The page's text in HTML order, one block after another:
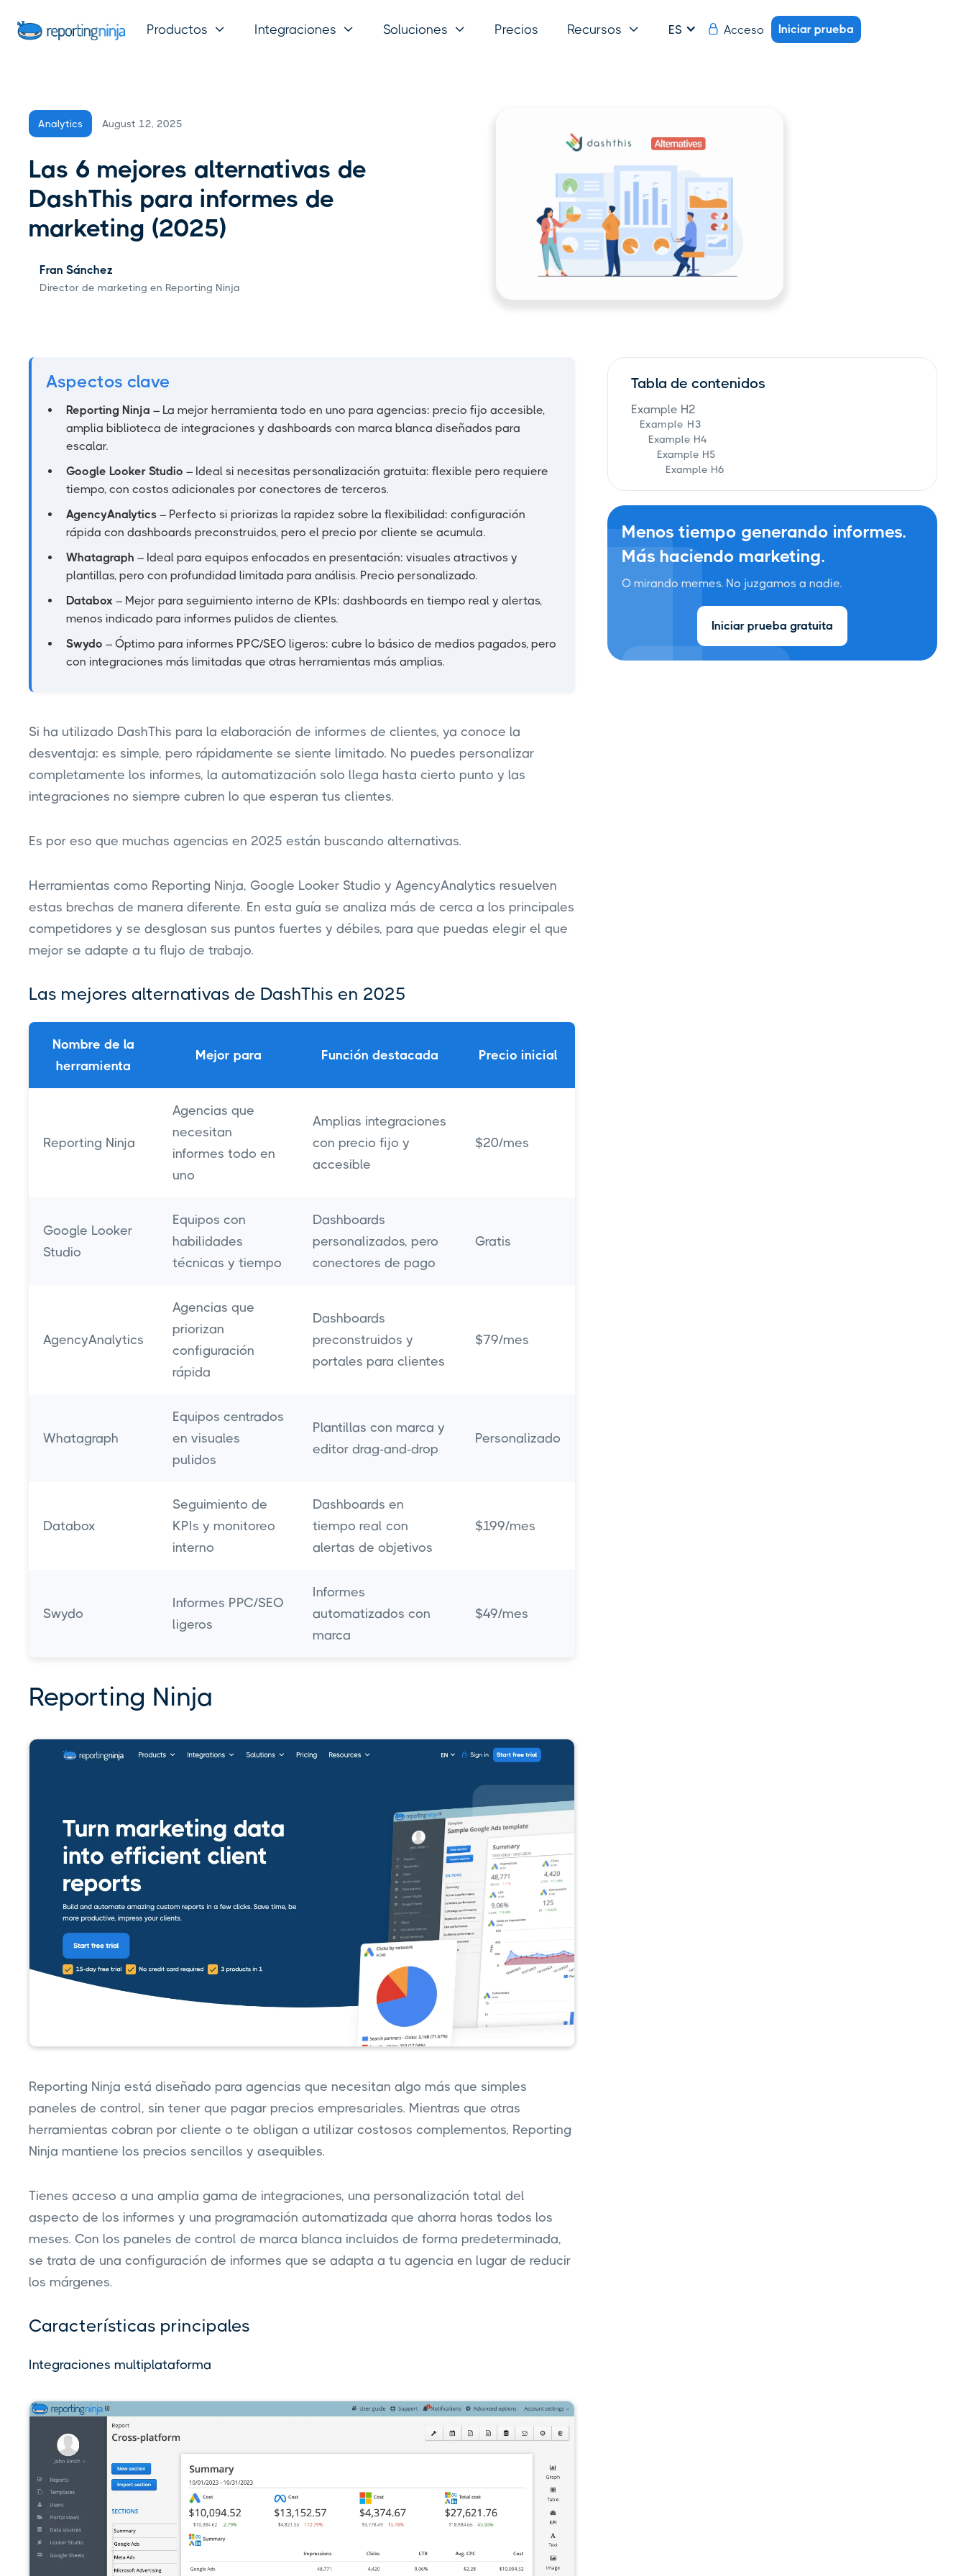
Productos  Integraciones  Soluciones  Precios Recursos  ES  Acceso Iniciar prueba
Analytics August 12, 2025
Las 6 mejores alternativas de
DashThis para informes de
marketing (2025)
Fran Sánchez
Director de marketing en Reporting Ninja
Aspectos clave
Reporting Ninja – La mejor herramienta todo en uno para agencias: precio fijo accesible,
amplia biblioteca de integraciones y dashboards con marca blanca diseñados para
escalar.
Google Looker Studio – Ideal si necesitas personalización gratuita: flexible pero requiere
tiempo, con costos adicionales por conectores de terceros.
AgencyAnalytics – Perfecto si priorizas la rapidez sobre la flexibilidad: configuración
rápida con dashboards preconstruidos, pero el precio por cliente se acumula.
Whatagraph – Ideal para equipos enfocados en presentación: visuales atractivos y
plantillas, pero con profundidad limitada para análisis. Precio personalizado.
Databox – Mejor para seguimiento interno de KPIs: dashboards en tiempo real y alertas,
menos indicado para informes pulidos de clientes.
Swydo – Óptimo para informes PPC/SEO ligeros: cubre lo básico de medios pagados, pero
con integraciones más limitadas que otras herramientas más amplias.
Si ha utilizado DashThis para la elaboración de informes de clientes, ya conoce la
desventaja: es simple, pero rápidamente se siente limitado. No puedes personalizar
completamente los informes, la automatización solo llega hasta cierto punto y las
integraciones no siempre cubren lo que esperan tus clientes.
Es por eso que muchas agencias en 2025 están buscando alternativas.
Herramientas como Reporting Ninja, Google Looker Studio y AgencyAnalytics resuelven
estas brechas de manera diferente. En esta guía se analiza más de cerca a los principales
competidores y se desglosan sus puntos fuertes y débiles, para que puedas elegir el que
mejor se adapte a tu flujo de trabajo.
Las mejores alternativas de DashThis en 2025
Nombre de la
herramienta
Mejor para Función destacada Precio inicial
Reporting Ninja
Agencias que
necesitan
informes todo en
uno
Amplias integraciones
con precio fijo y
accesible
$20/mes
Google Looker
Studio
Equipos con
habilidades
técnicas y tiempo
Dashboards
personalizados, pero
conectores de pago
Gratis
AgencyAnalytics
Agencias que
priorizan
configuración
rápida
Dashboards
preconstruidos y
portales para clientes
$79/mes
Whatagraph
Equipos centrados
en visuales
pulidos
Plantillas con marca y
editor drag-and-drop
Personalizado
Databox
Seguimiento de
KPIs y monitoreo
interno
Dashboards en
tiempo real con
alertas de objetivos
$199/mes
Swydo
Informes PPC/SEO
ligeros
Informes
automatizados con
marca
$49/mes
Reporting Ninja
Reporting Ninja está diseñado para agencias que necesitan algo más que simples
paneles de control, sin tener que pagar precios empresariales. Mientras que otras
herramientas cobran por cliente o te obligan a utilizar costosos complementos, Reporting
Ninja mantiene los precios sencillos y asequibles.
Tienes acceso a una amplia gama de integraciones, una personalización total del
aspecto de los informes y una programación automatizada que ahorra horas todos los
meses. Con los paneles de control de marca blanca incluidos de forma predeterminada,
se trata de una configuración de informes que se adapta a tu agencia en lugar de reducir
los márgenes.
Características principales
Integraciones multiplataforma
Tabla de contenidos
Example H2
Example H3
Example H4
Example H5
Example H6
Menos tiempo generando informes.
Más haciendo marketing.
O mirando memes. No juzgamos a nadie.
Iniciar prueba gratuita